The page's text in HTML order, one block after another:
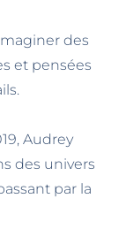
des
et pensées
Audrey
des univers
par la